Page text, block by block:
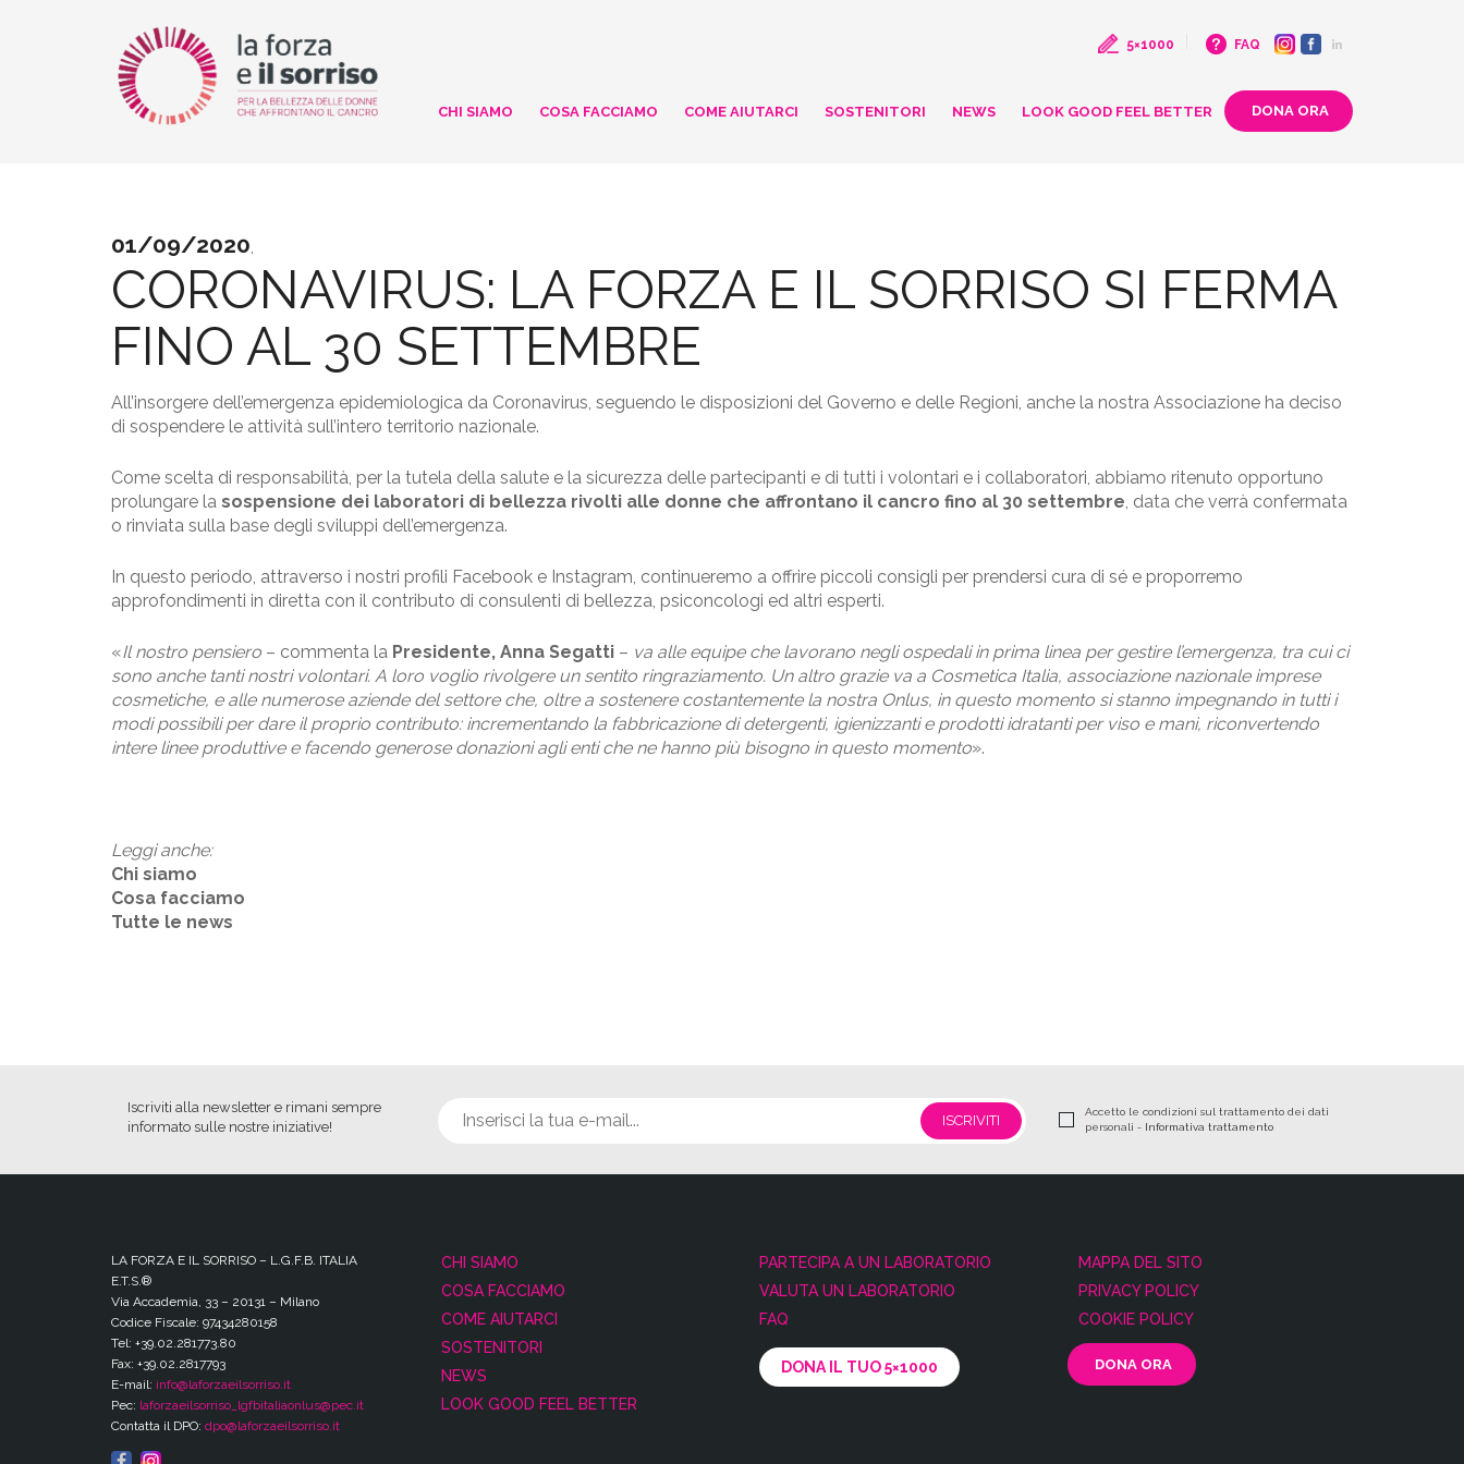
5×1000 FAQ
CHI SIAMO COSA FACCIAMO COME AIUTARCI SOSTENITORI NEWS LOOK GOOD FEEL BETTER
01/09/2020,
CORONAVIRUS: LA FORZA E IL SORRISO SI FERMA
FINO AL 30 SETTEMBRE
All’insorgere dell’emergenza epidemiologica da Coronavirus, seguendo le disposizioni del Governo e delle Regioni, anche la nostra Associazione ha deciso
di sospendere le attività sull’intero territorio nazionale.
Come scelta di responsabilità, per la tutela della salute e la sicurezza delle partecipanti e di tutti i volontari e i collaboratori, abbiamo ritenuto opportuno
prolungare la sospensione dei laboratori di bellezza rivolti alle donne che affrontano il cancro fino al 30 settembre, data che verrà confermata
o rinviata sulla base degli sviluppi dell’emergenza.
In questo periodo, attraverso i nostri profili Facebook e Instagram, continueremo a offrire piccoli consigli per prendersi cura di sé e proporremo
approfondimenti in diretta con il contributo di consulenti di bellezza, psiconcologi ed altri esperti.
«Il nostro pensiero – commenta la Presidente, Anna Segatti – va alle equipe che lavorano negli ospedali in prima linea per gestire l’emergenza, tra cui ci
sono anche tanti nostri volontari. A loro voglio rivolgere un sentito ringraziamento. Un altro grazie va a Cosmetica Italia, associazione nazionale imprese
cosmetiche, e alle numerose aziende del settore che, oltre a sostenere costantemente la nostra Onlus, in questo momento si stanno impegnando in tutti i
modi possibili per dare il proprio contributo: incrementando la fabbricazione di detergenti, igienizzanti e prodotti idratanti per viso e mani, riconvertendo
intere linee produttive e facendo generose donazioni agli enti che ne hanno più bisogno in questo momento».
Leggi anche:
Chi siamo
Cosa facciamo
Tutte le news
Iscriviti alla newsletter e rimani sempre
informato sulle nostre iniziative!
Accetto le condizioni sul trattamento dei dati
personali - Informativa trattamento
LA FORZA E IL SORRISO – L.G.F.B. ITALIA
E.T.S.®
Via Accademia, 33 – 20131 – Milano
Codice Fiscale: 97434280158
Tel: +39.02.281773.80
Fax: +39.02.2817793
E-mail: info@laforzaeilsorriso.it
Pec: laforzaeilsorriso_lgfbitaliaonlus@pec.it
Contatta il DPO: dpo@laforzaeilsorriso.it
CHI SIAMO
COSA FACCIAMO
COME AIUTARCI
SOSTENITORI
NEWS
LOOK GOOD FEEL BETTER
PARTECIPA A UN LABORATORIO
VALUTA UN LABORATORIO
FAQ
DONA IL TUO 5×1000
MAPPA DEL SITO
PRIVACY POLICY
COOKIE POLICY